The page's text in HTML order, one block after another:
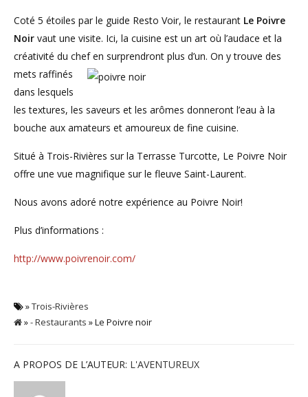
Coté 5 étoiles par le guide Resto Voir, le restaurant Le Poivre
Noir vaut une visite. Ici, la cuisine est un art où l’audace et la
créativité du chef en surprendront plus d’un. On y trouve des
mets raffinés
dans lesquels
les textures, les saveurs et les arômes donneront l’eau à la
bouche aux amateurs et amoureux de fine cuisine.
Situé à Trois-Rivières sur la Terrasse Turcotte, Le Poivre Noir
offre une vue magnifique sur le fleuve Saint-Laurent.
Nous avons adoré notre expérience au Poivre Noir!
Plus d’informations :
http://www.poivrenoir.com/
»Trois-Rivières
»- Restaurants » Le Poivre noir
A PROPOS DE L’AUTEUR: L'AVENTUREUX